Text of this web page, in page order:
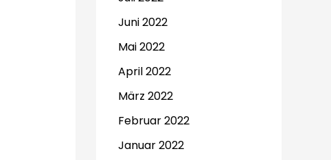
Juni 2022
Mai 2022
April 2022
März 2022
Februar 2022
Januar 2022